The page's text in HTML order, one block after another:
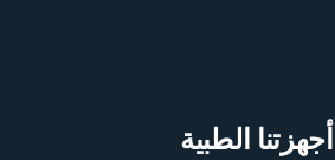
أجهزتنا الطبية